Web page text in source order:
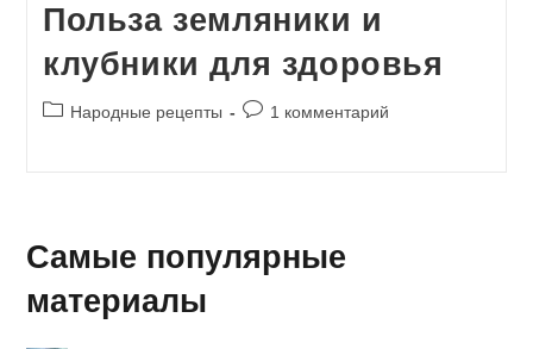
Польза земляники и
клубники для здоровья
Рубрика
Народные рецепты
Комментарии
1 комментарий
Самые популярные
материалы